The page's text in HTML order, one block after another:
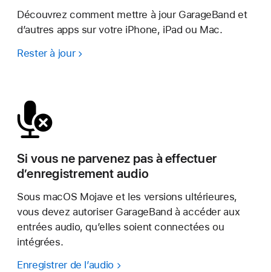
Découvrez comment mettre à jour GarageBand et
d’autres apps sur votre iPhone, iPad ou Mac.
Rester à jour
Si vous ne parvenez pas à effectuer
d’enregistrement audio
Sous macOS Mojave et les versions ultérieures,
vous devez autoriser GarageBand à accéder aux
entrées audio, qu’elles soient connectées ou
intégrées.
Enregistrer de l’audio